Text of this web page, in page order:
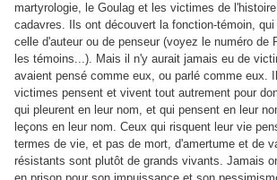
martyrologie, le Goulag et les victimes de
cadavres. Ils ont découvert la fonction-témoin,
celle d'auteur ou de penseur (voyez le numéro de
les témoins...). Mais il n'y aurait jamais eu de
avaient pensé comme eux, ou parlé comme eux.
victimes pensent et vivent tout autrement pour
qui pleurent en leur nom, et qui pensent en leur
leçons en leur nom. Ceux qui risquent leur vie
termes de vie, et pas de mort, d'amertume et de
résistants sont plutôt de grands vivants. Jamais